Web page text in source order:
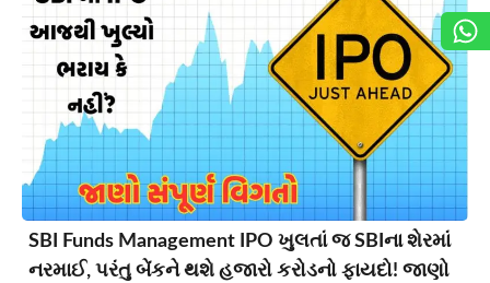
SBI Funds Management IPO ખુલતાં જ SBIના શેરમાં
નરમાઈ, પરંતુ બેંકને થશે હજારો કરોડનો ફાયદો! જાણો